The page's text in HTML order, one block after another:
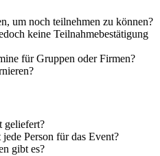
um noch teilnehmen zu können?
keine Teilnahmebestätigung
für Gruppen oder Firmen?
geliefert?
Person für das Event?
gibt es?